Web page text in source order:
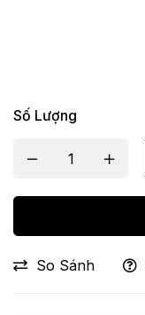
Số Lượng
So Sánh